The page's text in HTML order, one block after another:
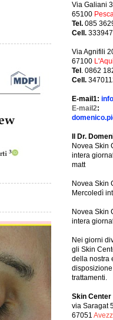
Via Galiani
65100
Tel. 085
Cell.
Via Agnifili
67100
Tel . 0862
Cell.
E-mail1:
E-mail2:
Il Dr.
Novea Skin
intera
matt
Novea Skin
Mercoledì
Novea Skin
intera
Nei giorni
gli Skin
della nostra
trattamenti.
Skin Center
via Saragat
67051